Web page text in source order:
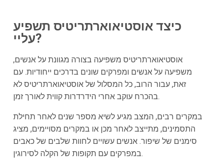
כיצד אוסטיאוארתריטיס תשפיע
עליי?
אוסטיאוארתריטיס משפיעה בצורה מגוונת על אנשים,
משפיעה על אנשים ומפרקים שונים בדרכים ייחודיות. עם
זאת, עבור הרוב, כל המסלול של אוסטיאוארתריטיס לא
בהכרח עוקב אחרי הידרדרות קווית לאורך זמן.
במקרים רבים, המצב מגיע לשיא מספר שנים לאחר תחילת
התסמינים, מתייצב לאחר מכן או במקרים מסויימים, מציג
סימנים של שיפור. אנשים עשויים לחוות שלבים של כאבים
במפרקים עם תקופות של הקלה לסירוגין.